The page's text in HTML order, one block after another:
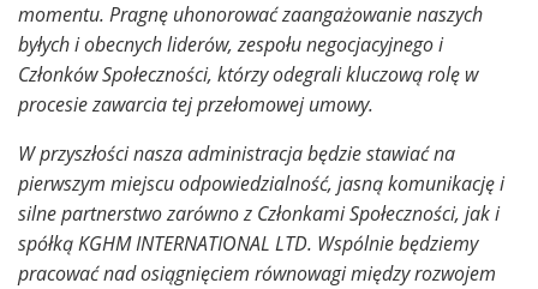
momentu. Pragnę uhonorować zaangażowanie naszych
byłych i obecnych liderów, zespołu negocjacyjnego i
Członków Społeczności, którzy odegrali kluczową rolę w
procesie zawarcia tej przełomowej umowy.
W przyszłości nasza administracja będzie stawiać na
pierwszym miejscu odpowiedzialność, jasną komunikację i
silne partnerstwo zarówno z Członkami Społeczności, jak i
spółką KGHM INTERNATIONAL LTD. Wspólnie będziemy
pracować nad osiągnięciem równowagi między rozwojem